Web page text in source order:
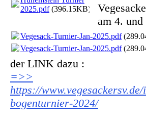
2025.pdf(396.15KB)
am 4. und
Vegesack-Turnier-Jan-2025.pdf
Vegesack-Turnier-Jan-2025.pdf
der LINK dazu :
=>>
https://
bogenturnier-2024/